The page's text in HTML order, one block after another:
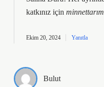
katkınız için minnettarım
Ekim 20, 2024 Yanıtla
Bulut